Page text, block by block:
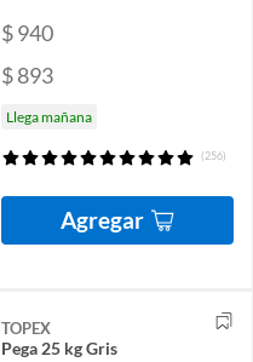
$ 940
$ 893
Llega mañana
(256)
Agregar
TOPEX
Pega 25 kg Gris